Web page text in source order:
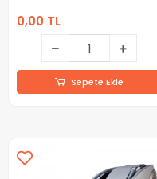
0,00 TL
Sepete Ekle